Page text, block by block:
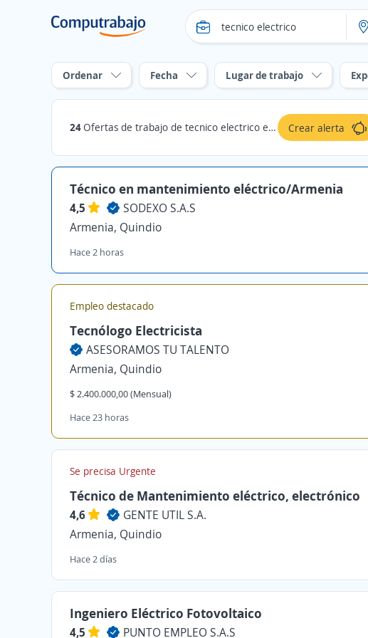
Ordenar Fecha Lugar de trabajo
24Ofertas de trabajo de tecnico electrico en Quindio Crear alerta
Técnico en mantenimiento eléctrico/Armenia
4,5
SODEXO S.A.S
Armenia, Quindio
Hace 2 horas
Empleo destacado
Tecnólogo Electricista
ASESORAMOS TU TALENTO
Armenia, Quindio
$ 2.400.000,00 (Mensual)
Hace 23 horas
Se precisa Urgente
Técnico de Mantenimiento eléctrico, electrónico
4,6
GENTE UTIL S.A.
Armenia, Quindio
Hace 2 días
Ingeniero Eléctrico Fotovoltaico
4,5 PUNTO EMPLEO S.A.S